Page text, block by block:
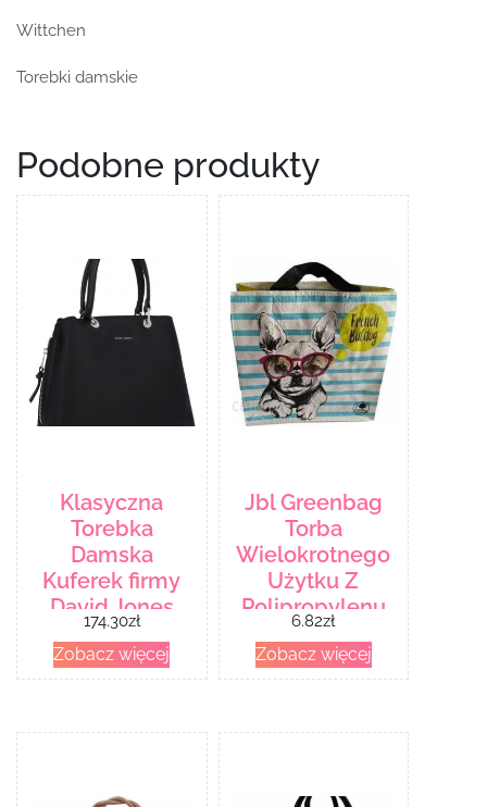
Wittchen
Torebki damskie
Podobne produkty
Klasyczna
Torebka
Damska
Kuferek firmy
David Jones
6722-1 Czarna
(kolory)
174.30zł
Zobacz więcej
Jbl Greenbag
Torba
Wielokrotnego
Użytku Z
Polipropylenu
Tkanego French
Buldog
26X26X12 Cm
6.82zł
Zobacz więcej